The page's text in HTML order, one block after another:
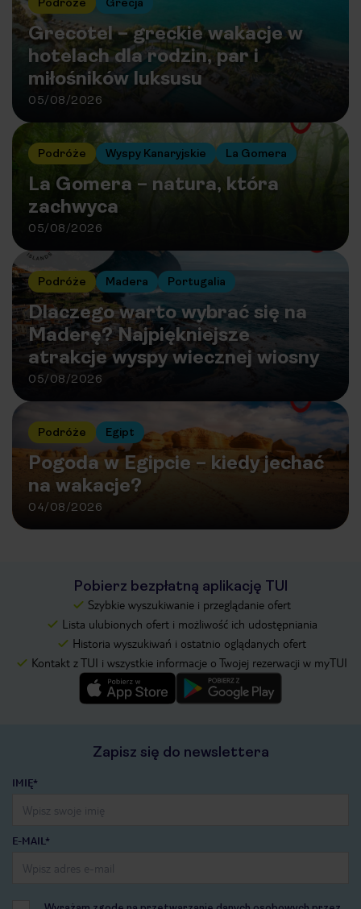
Podróże Grecja
Grecotel – greckie wakacje w
hotelach dla rodzin, par i
miłośników luksusu
05/08/2026
Podróże Wyspy Kanaryjskie La Gomera
La Gomera – natura, która
zachwyca
05/08/2026
Podróże Madera Portugalia
Dlaczego warto wybrać się na
Maderę? Najpiękniejsze
atrakcje wyspy wiecznej wiosny
05/08/2026
Podróże Egipt
Pogoda w Egipcie – kiedy jechać
na wakacje?
04/08/2026
Pobierz bezpłatną aplikację TUI
Szybkie wyszukiwanie i przeglądanie ofert
Lista ulubionych ofert i możliwość ich udostępniania
Historia wyszukiwań i ostatnio oglądanych ofert
Kontakt z TUI i wszystkie informacje o Twojej rezerwacji w myTUI
Zapisz się do newslettera
IMIĘ*
E-MAIL*